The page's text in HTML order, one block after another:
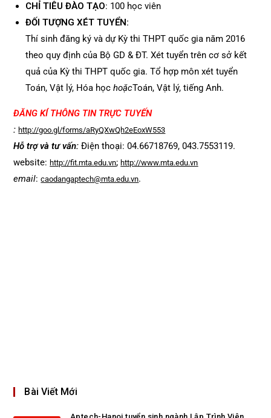
CHỈ TIÊU ĐÀO TẠO: 100 học viên
ĐỐI TƯỢNG XÉT TUYỂN:
Thí sinh đăng ký và dự Kỳ thi THPT quốc gia năm 2016
theo quy định của Bộ GD & ĐT. Xét tuyển trên cơ sở kết
quả của Kỳ thi THPT quốc gia. Tổ hợp môn xét tuyển
Toán, Vật lý, Hóa họchoặcToán, Vật lý, tiếng Anh.
ĐĂNG KÍ THÔNG TIN TRỰC TUYẾN
:http://goo.gl/forms/aRyQXwQh2eEoxW553
Hỗ trợ và tư vấn: Điện thoại: 04.66718769, 043.7553119.
website:http://fit.mta.edu.vn;http://www.mta.edu.vn
email:caodangaptech@mta.edu.vn.
Bài Viết Mới